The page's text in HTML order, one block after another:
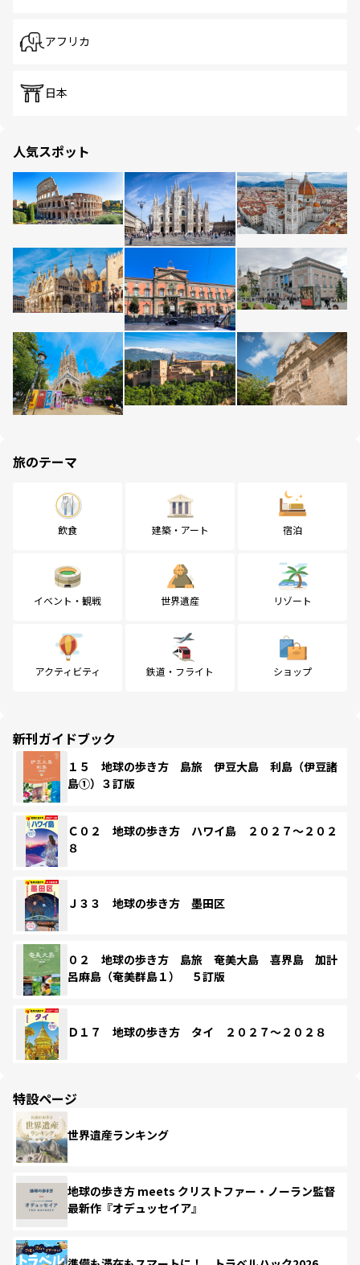
アフリカ
日本
人気スポット
旅のテーマ
飲食 建築・アート 宿泊
イベント・観戦 世界遺産 リゾート
アクティビティ 鉄道・フライト ショップ
新刊ガイドブック
１５ 地球の歩き方 島旅 伊豆大島 利島（伊豆諸
島①）３訂版
Ｃ０２ 地球の歩き方 ハワイ島 ２０２７～２０２
８
Ｊ３３ 地球の歩き方 墨田区
０２ 地球の歩き方 島旅 奄美大島 喜界島 加計
呂麻島（奄美群島１） ５訂版
Ｄ１７ 地球の歩き方 タイ ２０２７～２０２８
特設ページ
世界遺産ランキング
地球の歩き方 meets クリストファー・ノーラン監督
最新作『オデュッセイア』